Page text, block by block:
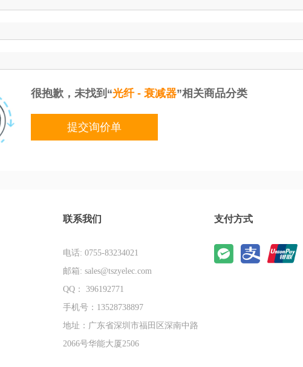
很抱歉，未找到“光纤 - 衰减器”相关商品分类
提交询价单
联系我们
电话: 0755-83234021
邮箱: sales@tszyelec.com
QQ： 396192771
手机号：13528738897
地址：广东省深圳市福田区深南中路
2066号华能大厦2506
支付方式